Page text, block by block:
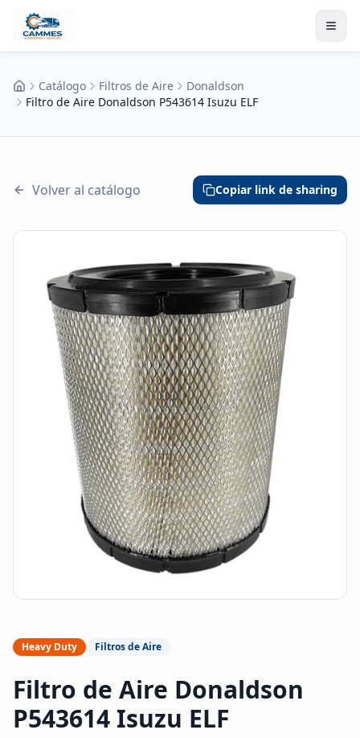
InicioCatálogo Filtros de Aire
Donaldson
Filtro de Aire Donaldson P543614 Isuzu ELF
Volver al catálogo Copiar link de sharing
Heavy Duty Filtros de Aire
Filtro de Aire Donaldson
P543614 Isuzu ELF